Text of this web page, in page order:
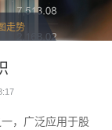
走势
，广泛应用于股